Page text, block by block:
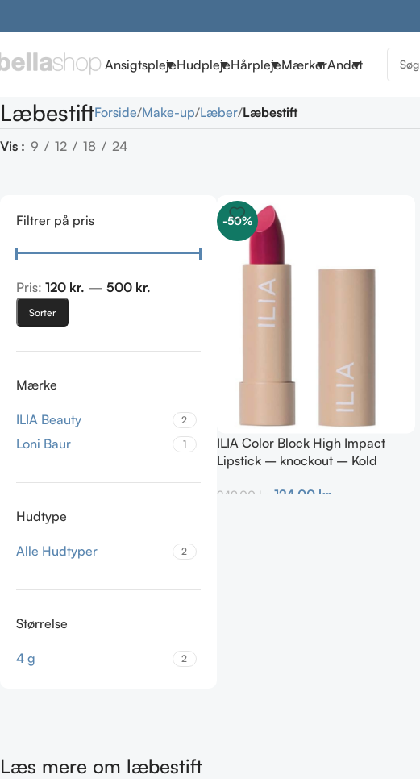
AnsigtsplejeHudplejeHårplejeMærkerAndet
LæbestiftForside Make-up Læber Læbestift
Vis 9 12 18 24
Filtrer på pris
Sorter
Pris: 120 kr. — 500 kr.
Mærke
ILIA Beauty 2
Loni Baur 1
Hudtype
Alle Hudtyper 2
Størrelse
4 g 2
-50%
ILIA Color Block High Impact
Lipstick – knockout – Kold
249,00 kr. 124,00 kr.
Læs mere om læbestift